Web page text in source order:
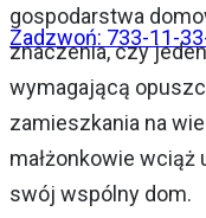
Zadzwoń: 733-11-
gospodarstwa
znaczenia, czy
wymagającą
zamieszkania na
małżonkowie
swój wspólny dom.